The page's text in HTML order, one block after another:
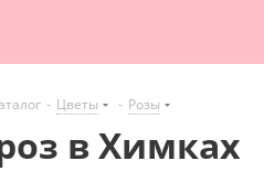
- Цветы - Розы
в Химках